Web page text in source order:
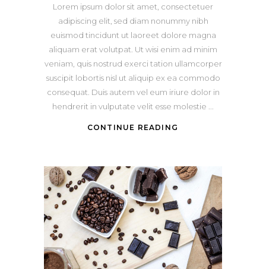
Lorem ipsum dolor sit amet, consectetuer
adipiscing elit, sed diam nonummy nibh
euismod tincidunt ut laoreet dolore magna
aliquam erat volutpat. Ut wisi enim ad minim
veniam, quis nostrud exerci tation ullamcorper
suscipit lobortis nisl ut aliquip ex ea commodo
consequat. Duis autem vel eum iriure dolor in
hendrerit in vulputate velit esse molestie
CONTINUE READING